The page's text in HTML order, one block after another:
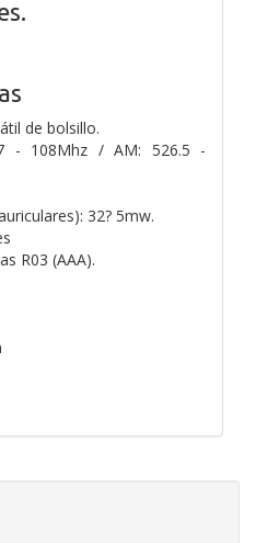
de bolsillo.
- 108Mhz / AM: 526.5 -
32? 5mw.
R03 (AAA).